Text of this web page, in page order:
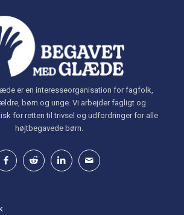
er en interesseorganisation for fagfolk,
børn og unge. Vi arbejder fagligt og
for retten til trivsel og udfordringer for alle
højtbegavede børn.